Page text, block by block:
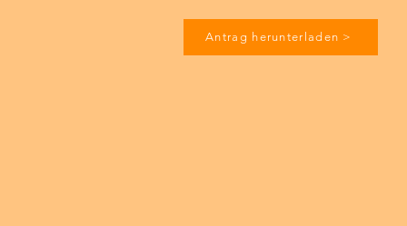
Antrag herunterladen >